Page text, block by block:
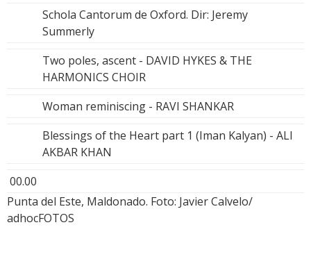
Schola Cantorum de Oxford. Dir: Jeremy
Summerly
Two poles, ascent - DAVID HYKES & THE
HARMONICS CHOIR
Woman reminiscing - RAVI SHANKAR
Blessings of the Heart part 1 (Iman Kalyan) - ALI
AKBAR KHAN
00.00
Punta del Este, Maldonado. Foto: Javier Calvelo/
adhocFOTOS